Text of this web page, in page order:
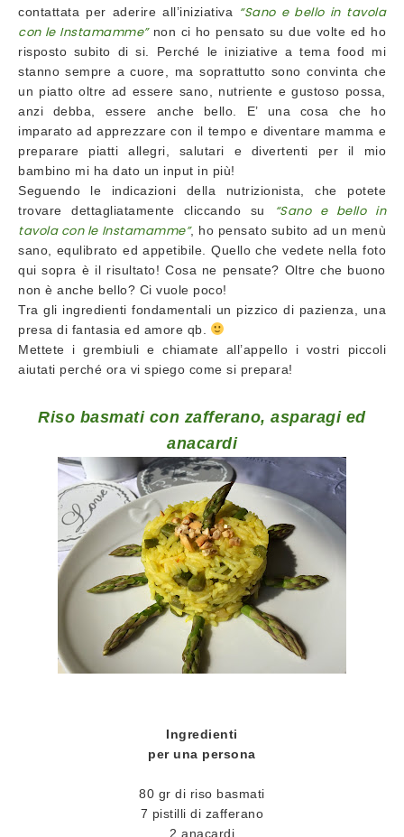
contattata per aderire all’iniziativa
“Sano e bello in tavola
con le Instamamme”non ci ho pensato su due volte ed ho
risposto subito di si. Perché le iniziative a tema food mi
stanno sempre a cuore, ma soprattutto sono convinta che
un piatto oltre ad essere sano, nutriente e gustoso possa,
anzi debba, essere anche bello. E’ una cosa che ho
imparato ad apprezzare con il tempo e diventare mamma e
preparare piatti allegri, salutari e divertenti per il mio
bambino mi ha dato un input in più!
Seguendo le indicazioni della nutrizionista, che potete
trovare dettagliatamente cliccando su
“Sano e bello in
tavola con le Instamamme”, ho pensato subito ad un menù
sano, equlibrato ed appetibile. Quello che vedete nella foto
qui sopra è il risultato! Cosa ne pensate? Oltre che buono
non è anche bello? Ci vuole poco!
Tra gli ingredienti fondamentali un pizzico di pazienza, una
presa di fantasia ed amore qb.
Mettete i grembiuli e chiamate all’appello i vostri piccoli
aiutati perché ora vi spiego come si prepara!
Riso basmati con zafferano, asparagi ed
anacardi
Ingredienti
per una persona
80 gr di riso basmati
7 pistilli di zafferano
2 anacardi